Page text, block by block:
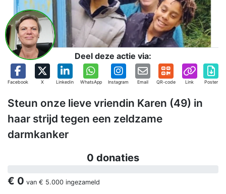
Deel deze actie via:
Facebook X Linkedin WhatsApp Instagram Email QR-code Link Poster
Steun onze lieve vriendin Karen (49) in
haar strijd tegen een zeldzame
darmkanker
0 donaties
€ 0 van € 5.000 ingezameld